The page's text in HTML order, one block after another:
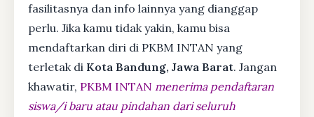
fasilitasnya dan info lainnya yang dianggap
perlu. Jika kamu tidak yakin, kamu bisa
mendaftarkan diri di PKBM INTAN yang
terletak di Kota Bandung, Jawa Barat. Jangan
khawatir, PKBM INTAN menerima pendaftaran
siswa/i baru atau pindahan dari seluruh